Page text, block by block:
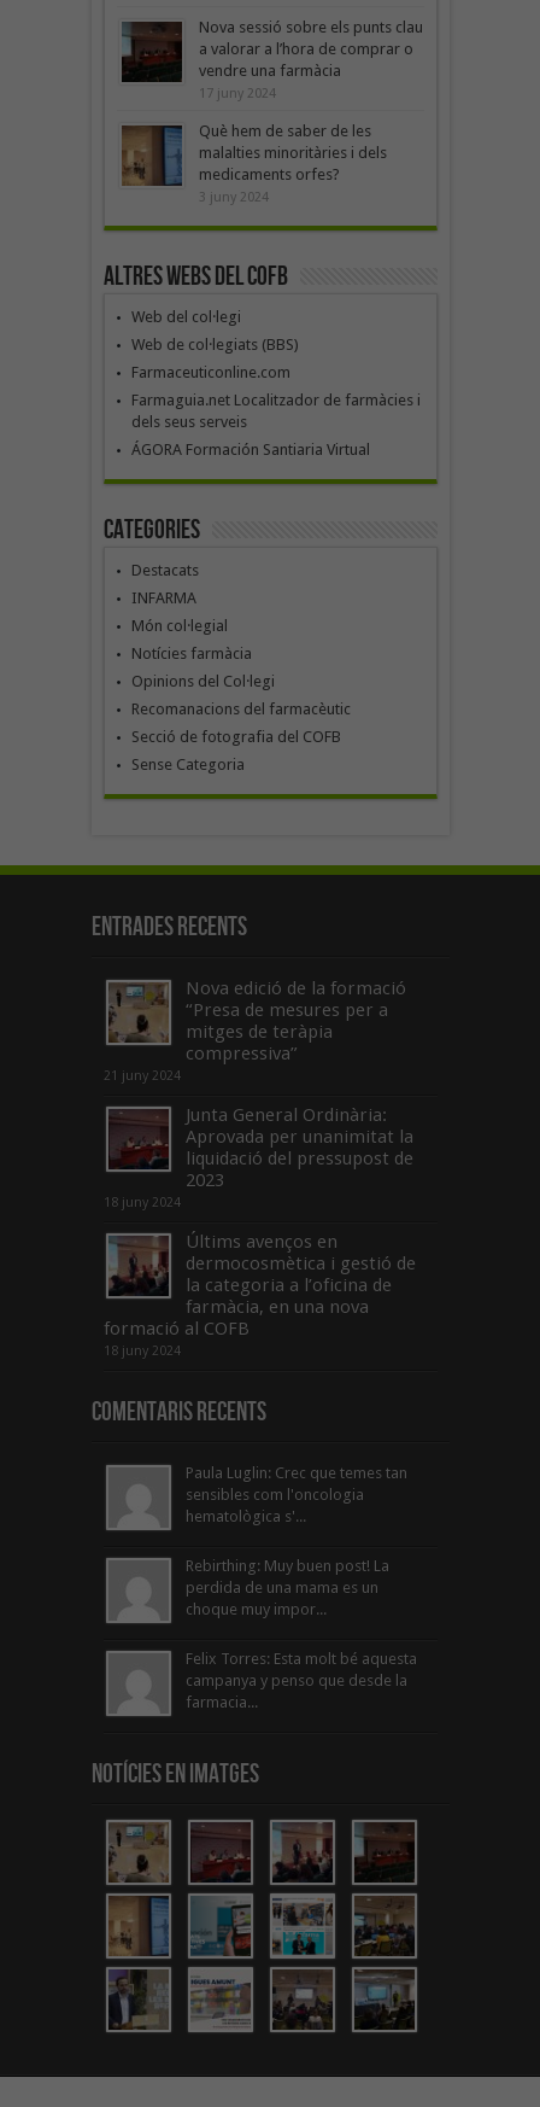
Nova sessió sobre els punts clau
a valorar a l’hora de comprar o
vendre una farmàcia
17 juny 2024
Què hem de saber de les
malalties minoritàries i dels
medicaments orfes?
3 juny 2024
Altres webs del COFB
Web del col·legi
Web de col·legiats (BBS)
Farmaceuticonline.com
Farmaguia.net Localitzador de farmàcies i
dels seus serveis
ÁGORA Formación Santiaria Virtual
Categories
Destacats
INFARMA
Món col·legial
Notícies farmàcia
Opinions del Col·legi
Recomanacions del farmacèutic
Secció de fotografia del COFB
Sense Categoria
Entrades recents
Nova edició de la formació
“Presa de mesures per a
mitges de teràpia
compressiva”
21 juny 2024
Junta General Ordinària:
Aprovada per unanimitat la
liquidació del pressupost de
2023
18 juny 2024
Últims avenços en
dermocosmètica i gestió de
la categoria a l’oficina de
farmàcia, en una nova
formació al COFB
18 juny 2024
Comentaris Recents
Paula Luglin: Crec que temes tan
sensibles com l'oncologia
hematològica s'...
Rebirthing: Muy buen post! La
perdida de una mama es un
choque muy impor...
Felix Torres: Esta molt bé aquesta
campanya y penso que desde la
farmacia...
Notícies en Imatges